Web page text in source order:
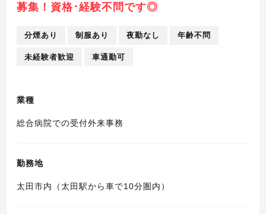
募集！資格･経験不問です◎
分煙あり 制服あり 夜勤なし 年齢不問
未経験者歓迎 車通勤可
業種
総合病院での受付外来事務
勤務地
太田市内（太田駅から車で10分圏内）